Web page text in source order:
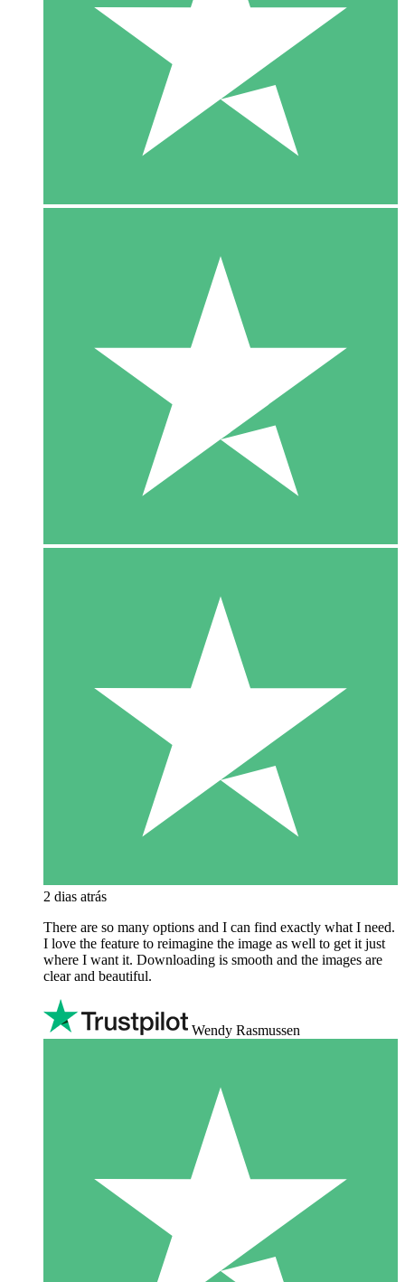
2 dias atrás
There are so many options and I can find exactly what I need.
I love the feature to reimagine the image as well to get it just
where I want it. Downloading is smooth and the images are
clear and beautiful.
Wendy Rasmussen